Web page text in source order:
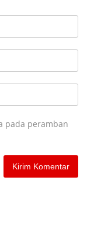
pada peramban